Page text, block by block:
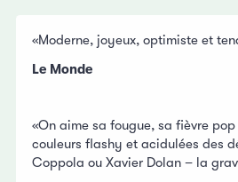
«Moderne, joyeux, optimiste et
Le Monde
«On aime sa fougue, sa fièvre
couleurs flashy et acidulées des
Coppola ou Xavier Dolan – la